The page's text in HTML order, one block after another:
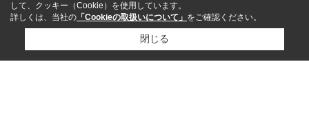
して、クッキー（Cookie）を使用しています。
詳しくは、当社の 「Cookieの取扱いについて」 をご確認ください。
閉じる